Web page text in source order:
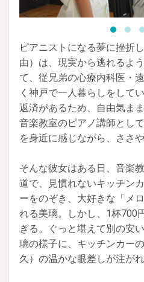
ピアニストになる夢に挫折
由）は、現実から逃れるよ
て、従兄弟の心療内科医・
く神戸で一人暮らしをして
返済があるため、自由気ま
音楽教室のピアノ講師とし
を身近に感じながら、ささ
そんな彼女はある日、音楽
道で、見慣れないキッチン
ーをのぞき、大好きな「メ
れる美璃。しかし、1杯700
ぎる。ぐっと堪えて別の安
璃の様子に、キッチンカー
久）の温かな眼差しが注がれ